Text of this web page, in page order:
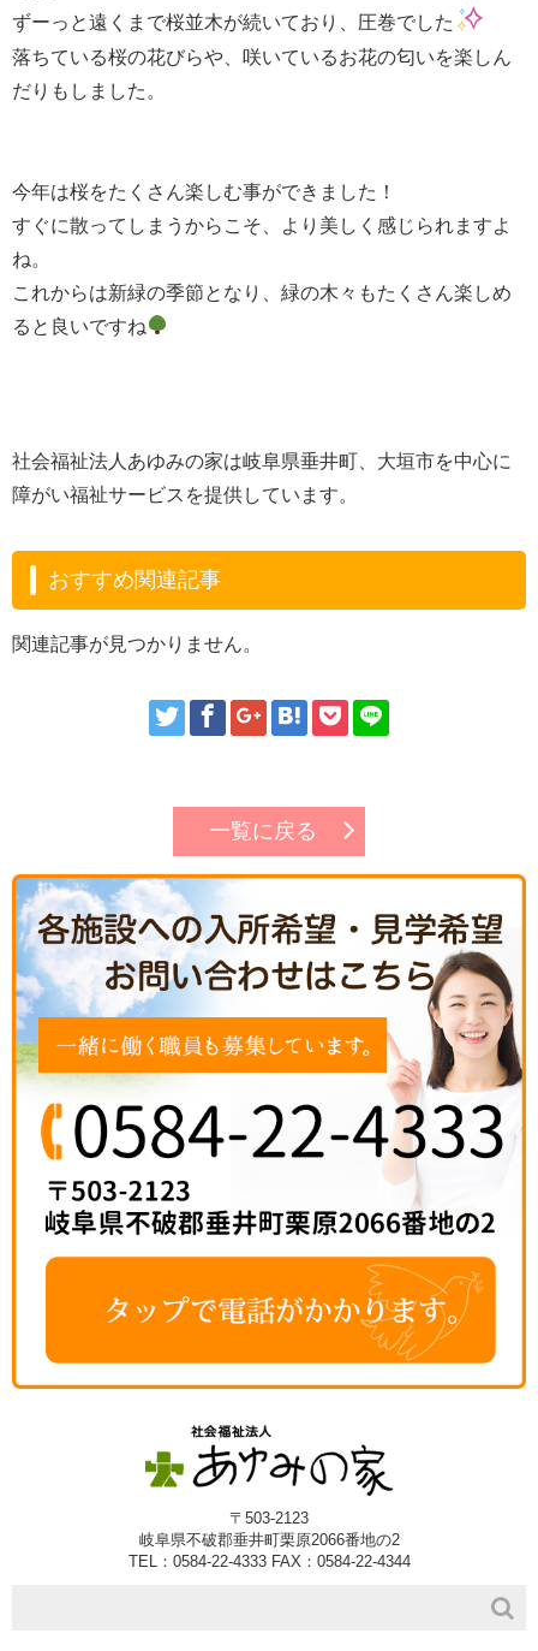
ずーっと遠くまで桜並木が続いており、圧巻でした
落ちている桜の花びらや、咲いているお花の匂いを楽しん
だりもしました。
今年は桜をたくさん楽しむ事ができました！
すぐに散ってしまうからこそ、より美しく感じられますよ
ね。
これからは新緑の季節となり、緑の木々もたくさん楽しめ
ると良いですね
社会福祉法人あゆみの家は岐阜県垂井町、大垣市を中心に
障がい福祉サービスを提供しています。
おすすめ関連記事
関連記事が見つかりません。
一覧に戻る
〒503-2123
岐阜県不破郡垂井町栗原2066番地の2
TEL：0584-22-4333 FAX：0584-22-4344